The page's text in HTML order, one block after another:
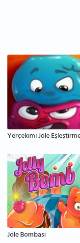
Yerçekimi Jöle
Jöle Bombası